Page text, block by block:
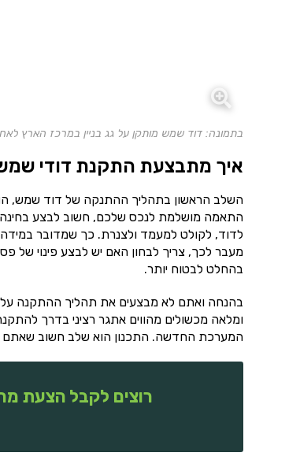
בתמונה: דוד שמש מותקן על גג בניין במרכז הארץ
איך מתבצעת התקנת דודי
השלב הראשון בתהליך ההתנקה של דוד שמש,
התאמה מושלמת לנכס שלכם, חשוב לבצע
לדוד, לקולט למעמד ולצנרת. כך שמדובר
מעבר לכך, צריך לבחון האם יש לבצע פינוי של
בהחלט לבטוח יותר.
בהנחה ואתם לא מבצעים את תהליך ההתקנה על
ומלאה מכשולים מהווים אתגר רציני בדרך
המערכת החדשה. התכנון הוא שלב חשוב שאתם
רוצים לקבל הצעת